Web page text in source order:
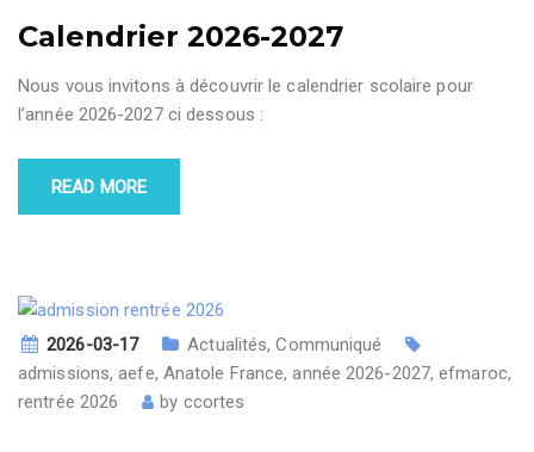
Calendrier 2026-2027
Nous vous invitons à découvrir le calendrier scolaire pour
l’année 2026-2027 ci dessous :
READ MORE
2026-03-17 Actualités,Communiqué
admissions,aefe, Anatole France,année 2026-2027,efmaroc,
rentrée 2026
by ccortes